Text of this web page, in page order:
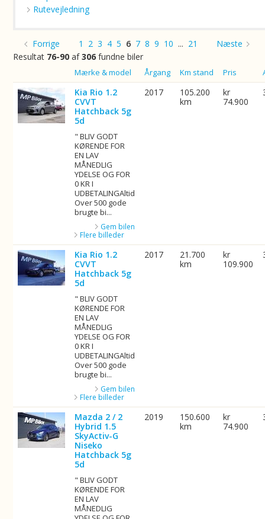
Rutevejledning
Forrige 1 2 3 4 5 6 7 8 9 10 ... 21
Næste
Resultat 76-90 af306 fundne biler
Mærke & model Årgang Km stand Pris
Kia Rio 1.2
CVVT
Hatchback 5g
5d
" BLIV GODT
KØRENDE FOR
EN LAV
MÅNEDLIG
YDELSE OG FOR
0 KR I
UDBETALINGAltid
Over 500 gode
brugte bi...
Gem bilen
Flere billeder
2017
105.200
km
kr
74.900
Kia Rio 1.2
CVVT
Hatchback 5g
5d
" BLIV GODT
KØRENDE FOR
EN LAV
MÅNEDLIG
YDELSE OG FOR
0 KR I
UDBETALINGAltid
Over 500 gode
brugte bi...
Gem bilen
Flere billeder
2017
21.700
km
kr
109.900
Mazda 2 / 2
Hybrid 1.5
SkyActiv-G
Niseko
Hatchback 5g
5d
" BLIV GODT
KØRENDE FOR
EN LAV
MÅNEDLIG
2019
150.600
km
kr
74.900